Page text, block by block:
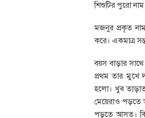
শিশুটির পুরো
মজনুর প্রকৃত
করে। একমাত্র
বয়স বাড়ার
প্রথম তার মুখে
হলো। খুব
মেয়েরাও পড়তে
পড়তে আসত।